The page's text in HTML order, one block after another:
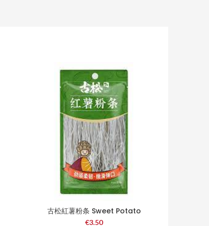
古松紅薯粉条 Sweet Potato
Vermicelli 350g
€3.50